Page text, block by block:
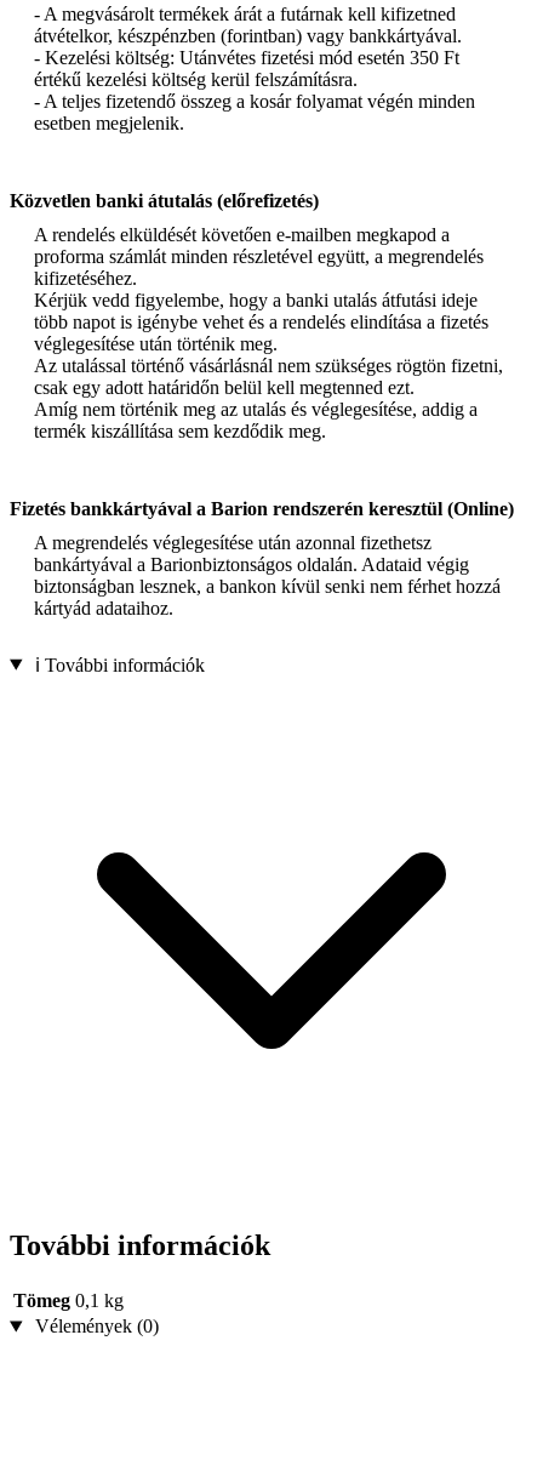
- A megvásárolt termékek árát a futárnak kell kifizetned
átvételkor, készpénzben (forintban) vagy bankkártyával.
- Kezelési költség: Utánvétes fizetési mód esetén 350 Ft
értékű kezelési költség kerül felszámításra.
- A teljes fizetendő összeg a kosár folyamat végén minden
esetben megjelenik.
Közvetlen banki átutalás (előrefizetés)
A rendelés elküldését követően e-mailben megkapod a
proforma számlát minden részletével együtt, a megrendelés
kifizetéséhez.
Kérjük vedd figyelembe, hogy a banki utalás átfutási ideje
több napot is igénybe vehet és a rendelés elindítása a fizetés
véglegesítése után történik meg.
Az utalással történő vásárlásnál nem szükséges rögtön fizetni,
csak egy adott határidőn belül kell megtenned ezt.
Amíg nem történik meg az utalás és véglegesítése, addig a
termék kiszállítása sem kezdődik meg.
Fizetés bankkártyával a Barion rendszerén keresztül (Online)
A megrendelés véglegesítése után azonnal fizethetsz
bankártyával a Barionbiztonságos oldalán. Adataid végig
biztonságban lesznek, a bankon kívül senki nem férhet hozzá
kártyád adataihoz.
ℹ️ További információk
További információk
Tömeg 0,1 kg
Vélemények (0)